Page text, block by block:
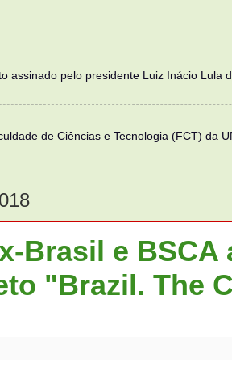
assinado pelo presidente Luiz Inácio Lula
de Ciências e Tecnologia (FCT) da
Brasil e BSCA
"Brazil. The